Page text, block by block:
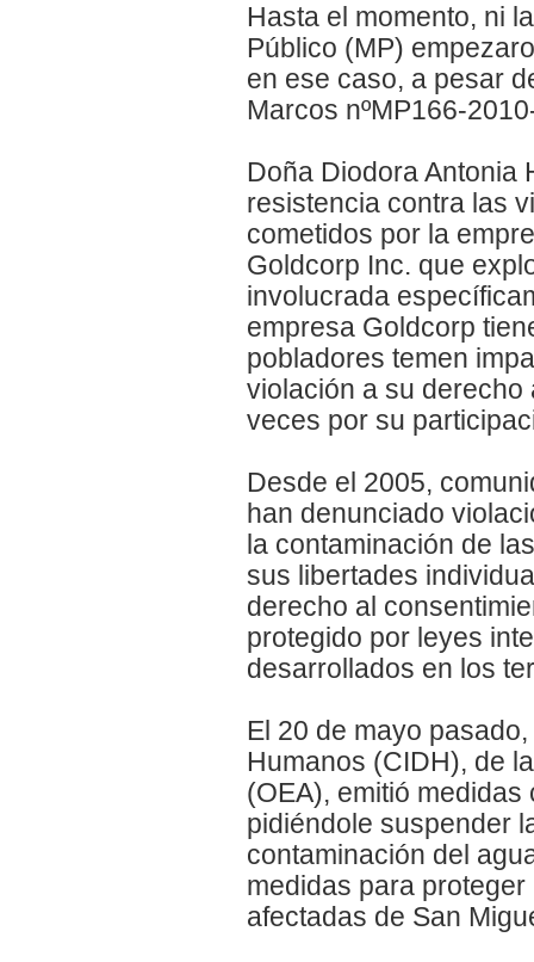
Hasta el momento, ni
Público (MP)
en ese caso, a pesar
Marcos nºMP166-
Doña Diodora Antonia
resistencia contra las
cometidos por la
Goldcorp Inc. que
involucrada
empresa Goldcorp
pobladores temen
violación a su
veces por su
Desde el 2005,
han denunciado
la contaminación de
sus libertades
derecho al
protegido por leyes
desarrollados en los
El 20 de mayo
Humanos (CIDH), de
(OEA), emitió
pidiéndole suspender
contaminación del
medidas para
afectadas de San